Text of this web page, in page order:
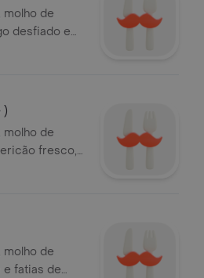
molho de
desfiado e
molho de
fresco,
molho de
e fatias de